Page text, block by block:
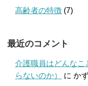
高齢者の特徴 (7)
最近のコメント
介護職員はどんなこ
らないのか）
に か